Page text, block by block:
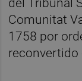
Comunitat
1758 por
reconvertido